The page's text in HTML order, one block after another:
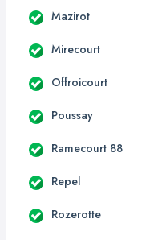
Mazirot
Mirecourt
Offroicourt
Poussay
Ramecourt 88
Repel
Rozerotte